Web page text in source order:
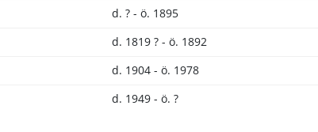
d. ? - ö. 1895
d. 1819 ? - ö. 1892
d. 1904 - ö. 1978
d. 1949 - ö. ?